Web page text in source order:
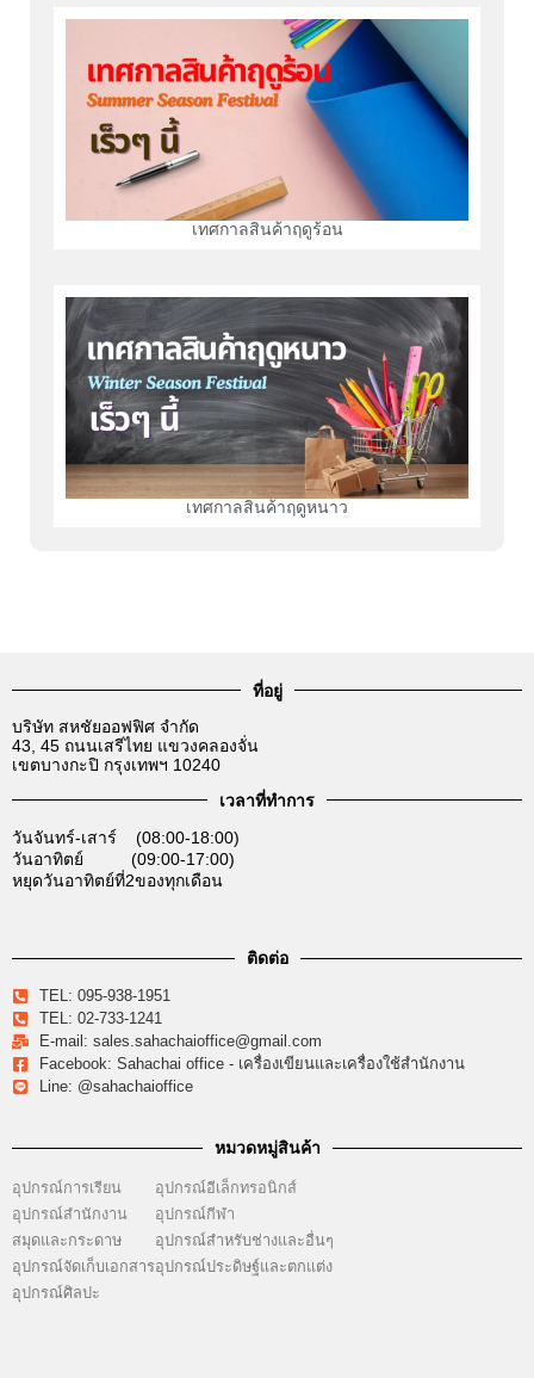
เทศกาลสินค้าฤดูร้อน
เทศกาลสินค้าฤดูหนาว
ที่อยู่
บริษัท สหชัยออฟฟิศ จำกัด
43, 45 ถนนเสรีไทย แขวงคลองจั่น
เขตบางกะปิ กรุงเทพฯ 10240
เวลาที่ทำการ
วันจันทร์-เสาร์ (08:00-18:00)
วันอาทิตย์ (09:00-17:00)
หยุดวันอาทิตย์ที่2ของทุกเดือน
ติดต่อ
TEL: 095-938-1951
TEL: 02-733-1241
E-mail: sales.sahachaioffice@gmail.com
Facebook: Sahachai office - เครื่องเขียนและเครื่องใช้สำนักงาน
Line: @sahachaioffice
หมวดหมู่สินค้า
อุปกรณ์การเรียน
อุปกรณ์สำนักงาน
สมุดและกระดาษ
อุปกรณ์จัดเก็บเอกสาร
อุปกรณ์ศิลปะ
อุปกรณ์อีเล็กทรอนิกส์
อุปกรณ์กีฬา
อุปกรณ์สำหรับช่างและอื่นๆ
อุปกรณ์ประดิษฐ์และตกแต่ง